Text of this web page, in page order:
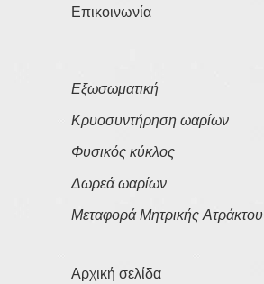
Επικοινωνία
Εξωσωματική
Κρυοσυντήρηση ωαρίων
Φυσικός κύκλος
Δωρεά ωαρίων
Μεταφορά Μητρικής Ατράκτου
Αρχική σελίδα